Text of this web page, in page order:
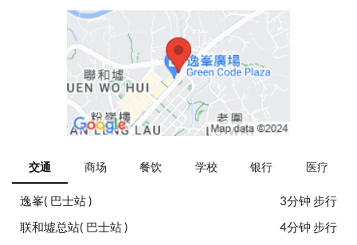
交通 商场 餐饮 学校 银行 医疗
逸峯( 巴士站 )
3分钟 步行
联和墟总站( 巴士站 )
4分钟 步行